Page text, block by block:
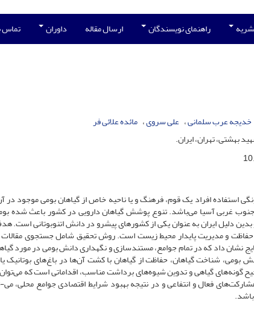
راهنمای نویسندگان ارسال مقاله داوران تماس
خدیجه عرب سلمانی علی سروی مائده علائی فر
بهشتی، تهران، ایران.
استفاده افراد یک قوم، فرهنگ و یا ناحیه خاص از گیاهان بومی موجود در
غربی آسیا می‌باشد. تنوع پوشش گیاهان دارویی در کشور باعث شده
بدین دلیل ایران به عنوان یکی از کشورهای پیشرو در دانش اتنوبوتانی است.
حفاظت و مدیریت پایدار محیط زیست است. روش تحقیق شامل جستجوی مقالات
نشان داد که در تمام جوامع، مستندسازی و نگهداری دانش بومی در مورد
بومی، شناخت گیاهان، حفاظت از گیاهان با کشت آن‌ها در باغ‌های بوتانیک
گونه‌های گیاهی و تدوین شیوه‌های برداشت مناسب، اقداماتی است که می‌توان
فعال و انتفاعی و در نتیجه بهبود شرایط اقتصادی جوامع محلی،